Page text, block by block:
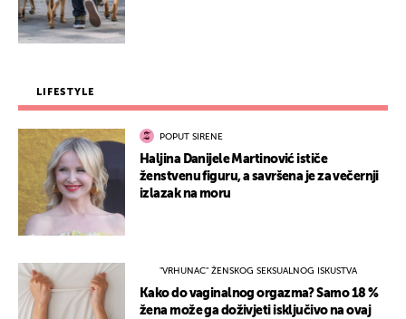
LIFESTYLE
POPUT SIRENE
Haljina Danijele Martinović ističe
ženstvenu figuru, a savršena je za večernji
izlazak na moru
"VRHUNAC" ŽENSKOG SEKSUALNOG ISKUSTVA
Kako do vaginalnog orgazma? Samo 18 %
žena može ga doživjeti isključivo na ovaj